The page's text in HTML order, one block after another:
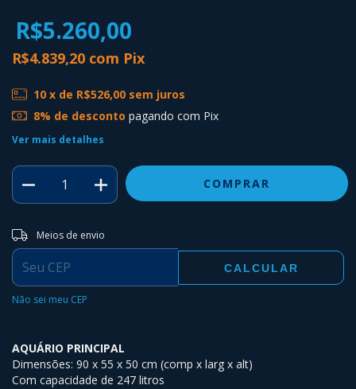
R$5.260,00
R$4.839,20 com Pix
10 x de R$526,00 sem juros
8% de desconto pagando com Pix
Ver mais detalhes
Entregas para o CEP:
Meios de envio
CALCULAR
Não sei meu CEP
AQUÁRIO PRINCIPAL
Dimensões: 90 x 55 x 50 cm (comp x larg x alt)
Com capacidade de 247 litros